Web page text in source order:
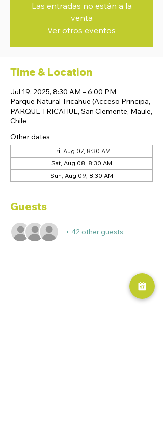
Las entradas no están a la
venta
Ver otros eventos
Time & Location
Jul 19, 2025, 8:30 AM – 6:00 PM
Parque Natural Tricahue (Acceso Principa,
PARQUE TRICAHUE, San Clemente, Maule,
Chile
Other dates
Fri, Aug 07, 8:30 AM
Sat, Aug 08, 8:30 AM
Sun, Aug 09, 8:30 AM
Guests
+ 42 other guests